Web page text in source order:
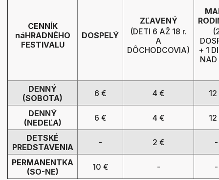
CENNÍK
náHRADNÉHO
FESTIVALU
DOSPELÝ
ZĽAVENÝ
(DETI 6 AŽ 18 r.
A
DÔCHODCOVIA)
+ 1
NAD
DENNÝ
(SOBOTA)
6 € 4 €
DENNÝ
(NEDEĽA)
6 € 4 €
DETSKÉ
PREDSTAVENIA
- 2 € -
PERMANENTKA
(SO-NE)
10 € - -